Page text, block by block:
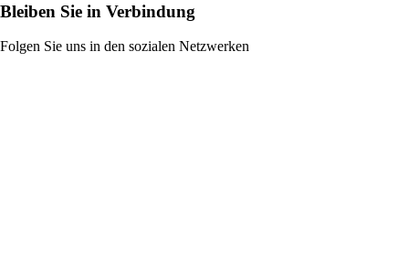
Bleiben Sie in Verbindung
Folgen Sie uns in den sozialen Netzwerken